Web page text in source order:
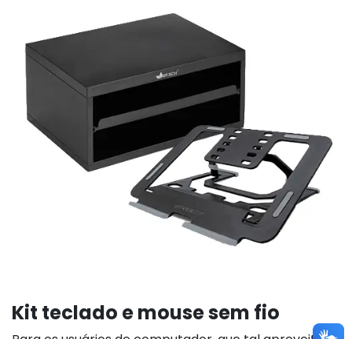
Kit teclado e mouse sem fio